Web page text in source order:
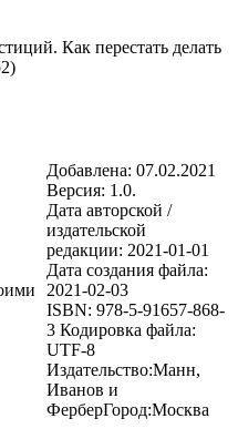
Добавлена: 07.02.2021
Версия: 1.0.
Дата авторской /
издательской
редакции: 2021-01-01
Дата создания файла:
2021-02-03
ISBN: 978-5-91657-868-
3 Кодировка файла:
UTF-8
Издательство:Манн,
Иванов и
ФерберГород:Москва